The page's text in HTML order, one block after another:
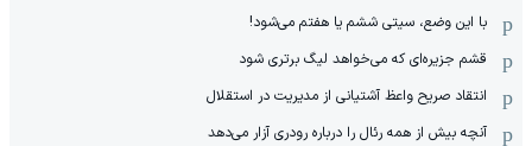
با این وضع، سیتی ششم یا هفتم می‌شود!
قشم جزیره‌ای که می‌خواهد لیگ برتری شود
انتقاد صریح واعظ آشتیانی از مدیریت در استقلال
آنچه بیش از همه رئال را درباره رودری آزار می‌دهد